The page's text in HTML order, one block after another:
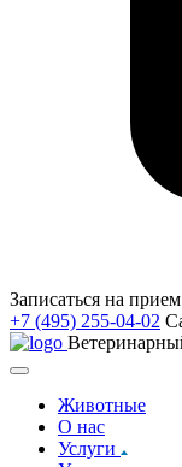
Записаться на прием
+7 (495) 255-04-02
Животные
О нас
Услуги